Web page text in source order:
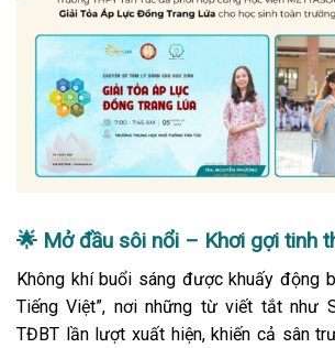
🌟 Mở đầu sôi nổi – Khơi gợi tinh
Không khí buổi sáng được khuấy động
Tiếng Việt”, nơi những từ viết tắt như
TĐBT lần lượt xuất hiện, khiến cả sân